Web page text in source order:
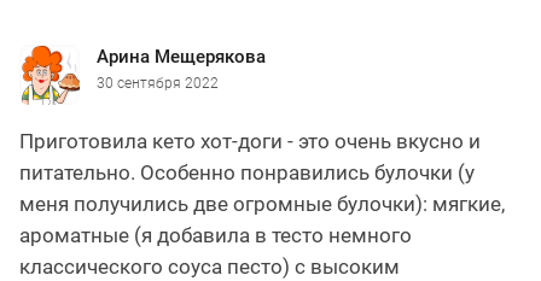
Арина Мещерякова
30 сентября 2022
Приготовила кето хот-доги - это очень вкусно и
питательно. Особенно понравились булочки (у
меня получились две огромные булочки): мягкие,
ароматные (я добавила в тесто немного
классического соуса песто) с высоким